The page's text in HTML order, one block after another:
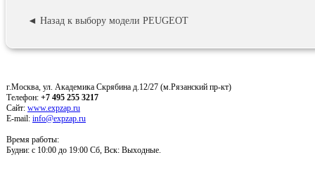
◄ Назад к выбору модели PEUGEOT
г.Москва, ул. Академика Скрябина д.12/27 (м.Рязанский пр-кт)
Телефон: +7 495 255 3217
Сайт: www.expzap.ru
E-mail: info@expzap.ru
Время работы:
Будни: c 10:00 до 19:00 Сб, Вск: Выходные.